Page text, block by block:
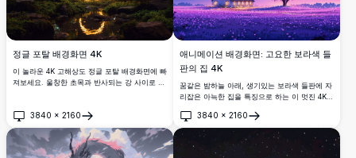
정글 포탈 배경화면 4K
이 놀라운 4K 고해상도 정글 포탈 배경화면에 빠
져보세요. 울창한 초목과 반사되는 강 사이로 빛
상과 복잡한 디테일로 데스크톱이나 모바일 화
면을 향상시키기에 완벽하며, 어떤 기기에도 고
요하면서도 매력적인 배경을 제공합니다.
3840 × 2160
열기
애니메이션 배경화면: 고요한 보라색 들
판의 집 4K
꿈같은 밤하늘 아래, 생기있는 보라색 들판에 자
리잡은 아늑한 집을 특징으로 하는 이 멋진 4K
보라색 나무와 반짝이는 별들이 고요한 분위기
를 더해주며, 고해상도 디스플레이에 완벽합니
다. 매력적인 데스크탑 또는 모바일 배경 화면으
로 이상적인 이 작품은 선명한 디테일 속에서 판
3840 × 2160
열기